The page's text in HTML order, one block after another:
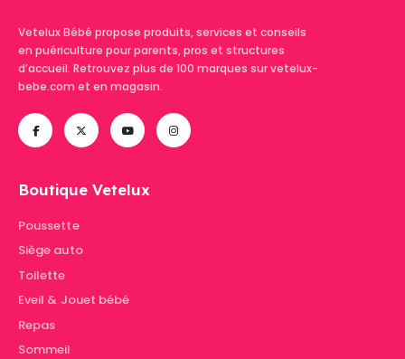
Vetelux Bébé propose produits, services et conseils
en puériculture pour parents, pros et structures
d’accueil. Retrouvez plus de 100 marques sur vetelux-
bebe.com et en magasin.
Boutique Vetelux
Poussette
Siège auto
Toilette
Eveil & Jouet bébé
Repas
Sommeil